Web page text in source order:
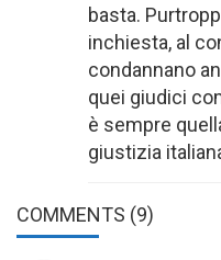
basta.
inchiesta, al
condannano
quei giudici
è sempre
giustizia
COMMENTS (9)